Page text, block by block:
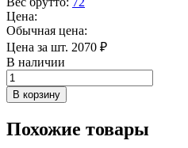
Цена:
Обычная цена:
Цена за шт. 2070 ₽
В наличии
Количество
товара
Брус
хвоя
В корзину
Похожие товары